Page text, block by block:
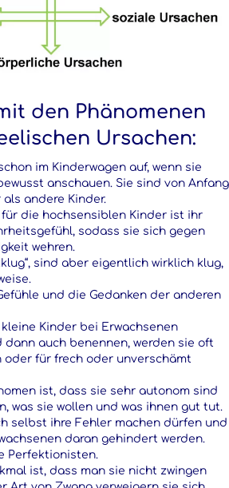
den Phänomenen
Ursachen:
im Kinderwagen auf, wenn sie
anschauen. Sie sind von Anfang
andere Kinder.
die hochsensiblen Kinder ist ihr
sodass sie sich gegen
wehren.
sind aber eigentlich wirklich klug,
und die Gedanken der anderen
Kinder bei Erwachsenen
dann auch benennen, werden sie oft
oder für frech oder unverschämt
ist, dass sie sehr autonom sind
was sie wollen und was ihnen gut tut.
selbst ihre Fehler machen dürfen und
daran gehindert werden.
Perfektionisten.
ist, dass man sie nicht zwingen